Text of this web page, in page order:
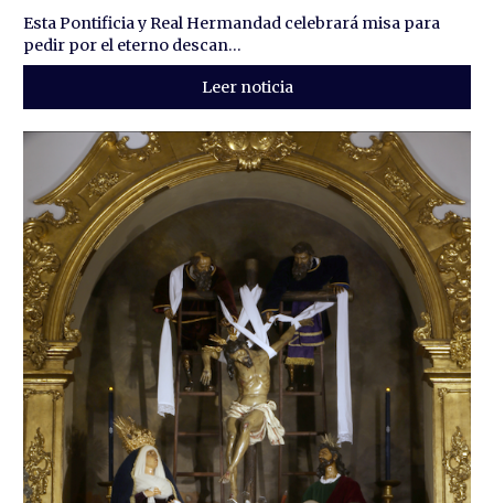
Esta Pontificia y Real Hermandad celebrará misa para
pedir por el eterno descan...
Leer noticia